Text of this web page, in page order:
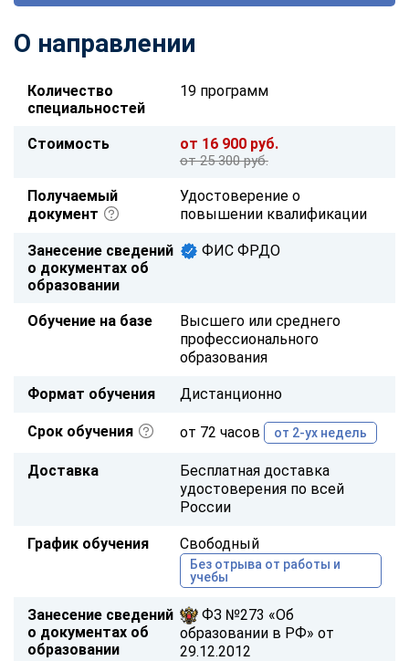
О направлении
Количество
специальностей
19 программ
Стоимость от 16 900 руб.
от 25 300 руб.
Получаемый
документ
Удостоверение о
повышении квалификации
Занесение сведений
о документах об
образовании
ФИС ФРДО
Обучение на базе
Высшего или среднего
профессионального
образования
Формат обучения Дистанционно
Срок обучения от 72 часов от 2-ух недель
Доставка
Бесплатная доставка
удостоверения по всей
России
График обучения Свободный
Без отрыва от работы и
учебы
Занесение сведений
о документах об
образовании
ФЗ №273 «Об
образовании в РФ» от
29.12.2012